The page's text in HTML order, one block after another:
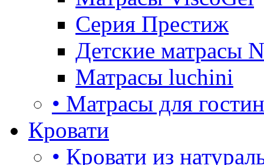
Серия Престиж
Детские матрасы
Матрасы luchini
• Матрасы для
Кровати
• Кровати из